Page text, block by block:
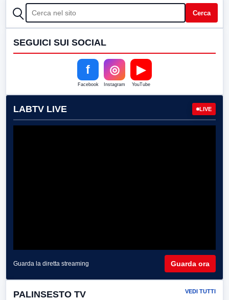
CERCA Cerca
SEGUICI SUI SOCIAL
f
Facebook
◎
Instagram
▶
YouTube
LABTV LIVE LIVE
Guarda la diretta streaming Guarda ora
PALINSESTO TV VEDI TUTTI